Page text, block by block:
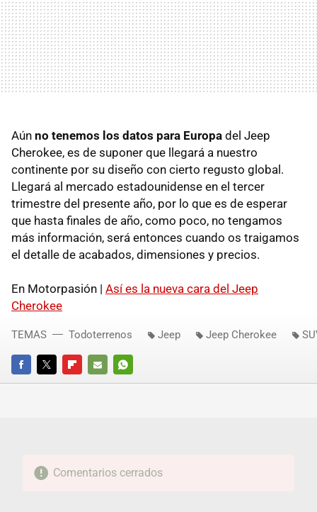
Aún no tenemos los datos para Europa del Jeep
Cherokee, es de suponer que llegará a nuestro
continente por su diseño con cierto regusto global.
Llegará al mercado estadounidense en el tercer
trimestre del presente año, por lo que es de esperar
que hasta finales de año, como poco, no tengamos
más información, será entonces cuando os traigamos
el detalle de acabados, dimensiones y precios.
En Motorpasión | Así es la nueva cara del Jeep
Cherokee
FACEBOOKTWITTERFLIPBOARD
E-
WHATSAPP
TEMAS Todoterrenos Jeep Jeep Cherokee
Comentarios cerrados